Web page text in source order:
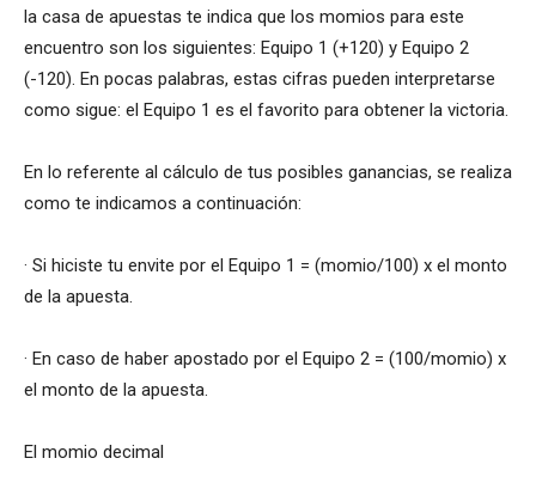
la casa de apuestas te indica que los momios para este
encuentro son los siguientes: Equipo 1 (+120) y Equipo 2
(-120). En pocas palabras, estas cifras pueden interpretarse
como sigue: el Equipo 1 es el favorito para obtener la victoria.
En lo referente al cálculo de tus posibles ganancias, se realiza
como te indicamos a continuación:
· Si hiciste tu envite por el Equipo 1 = (momio/100) x el monto
de la apuesta.
· En caso de haber apostado por el Equipo 2 = (100/momio) x
el monto de la apuesta.
El momio decimal